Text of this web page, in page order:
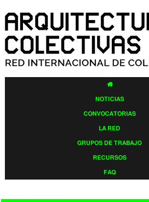
contenido
principal

NOTICIAS
CONVOCATORIAS
LA RED
GRUPOS DE TRABAJO
RECURSOS
FAQ